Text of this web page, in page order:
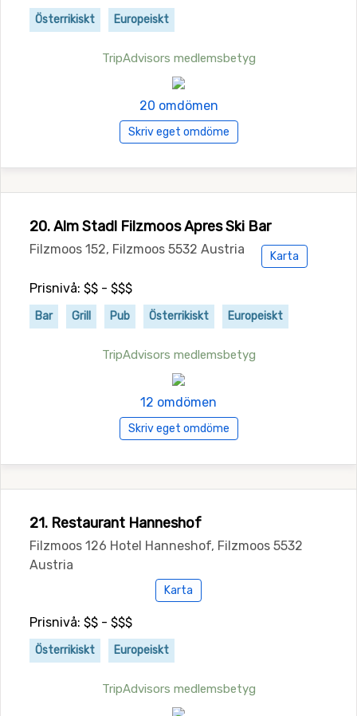
Österrikiskt Europeiskt
TripAdvisors medlemsbetyg
20 omdömen
Skriv eget omdöme
20. Alm Stadl Filzmoos Apres Ski Bar
Filzmoos 152, Filzmoos 5532 Austria Karta
Prisnivå: $$ - $$$
Bar Grill Pub Österrikiskt Europeiskt
TripAdvisors medlemsbetyg
12 omdömen
Skriv eget omdöme
21. Restaurant Hanneshof
Filzmoos 126 Hotel Hanneshof, Filzmoos 5532
Austria
Karta
Prisnivå: $$ - $$$
Österrikiskt Europeiskt
TripAdvisors medlemsbetyg